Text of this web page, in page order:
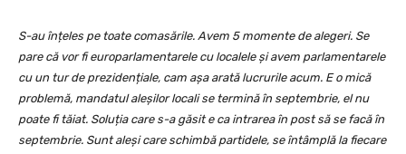
S-au înțeles pe toate comasările. Avem 5 momente de alegeri. Se
pare că vor fi europarlamentarele cu localele și avem parlamentarele
cu un tur de prezidențiale, cam așa arată lucrurile acum. E o mică
problemă, mandatul aleșilor locali se termină în septembrie, el nu
poate fi tăiat. Soluția care s-a găsit e ca intrarea în post să se facă în
septembrie. Sunt aleși care schimbă partidele, se întâmplă la fiecare